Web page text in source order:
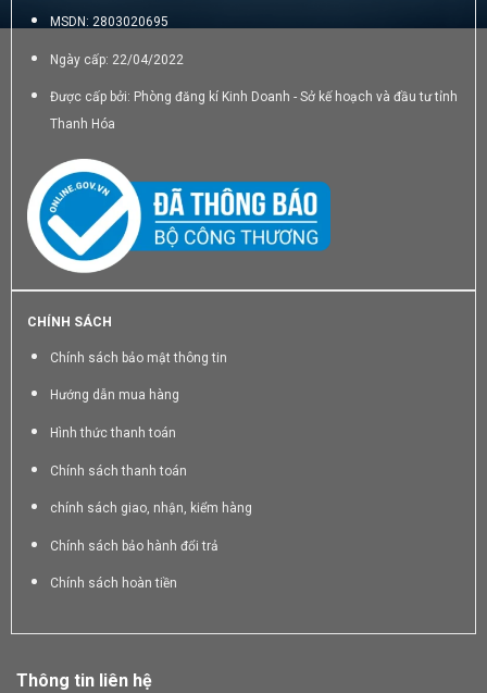
MSDN: 2803020695
Ngày cấp: 22/04/2022
Được cấp bởi: Phòng đăng kí Kinh Doanh - Sở kế hoạch và đầu tư tỉnh
Thanh Hóa
CHÍNH SÁCH
Chính sách bảo mật thông tin
Hướng dẫn mua hàng
Hình thức thanh toán
Chính sách thanh toán
chính sách giao, nhận, kiểm hàng
Chính sách bảo hành đổi trả
Chính sách hoàn tiền
Thông tin liên hệ